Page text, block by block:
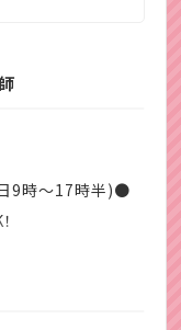
9時～17時半)●